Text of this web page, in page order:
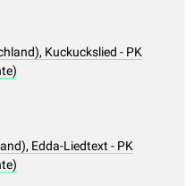
Kuckuckslied - PK
Edda-Liedtext - PK